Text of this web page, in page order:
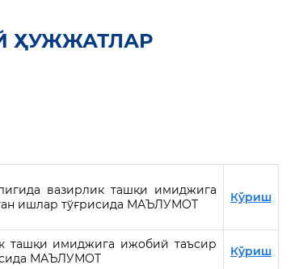
ҲУЖЖАТЛАР
вазирлик ташқи имиджига
ишлар тўғрисида МАЪЛУМОТ
Кўриш
ташқи имиджига ижобий таъсир
МАЪЛУМОТ
Кўриш